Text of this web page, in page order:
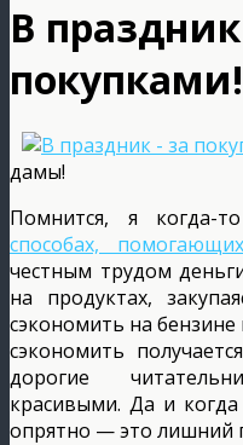
В
покупками!
дамы!
Помнится, я когда-
способах,
честным трудом
на продуктах,
сэкономить на
сэкономить
дорогие
красивыми. Да и
опрятно — это лишний